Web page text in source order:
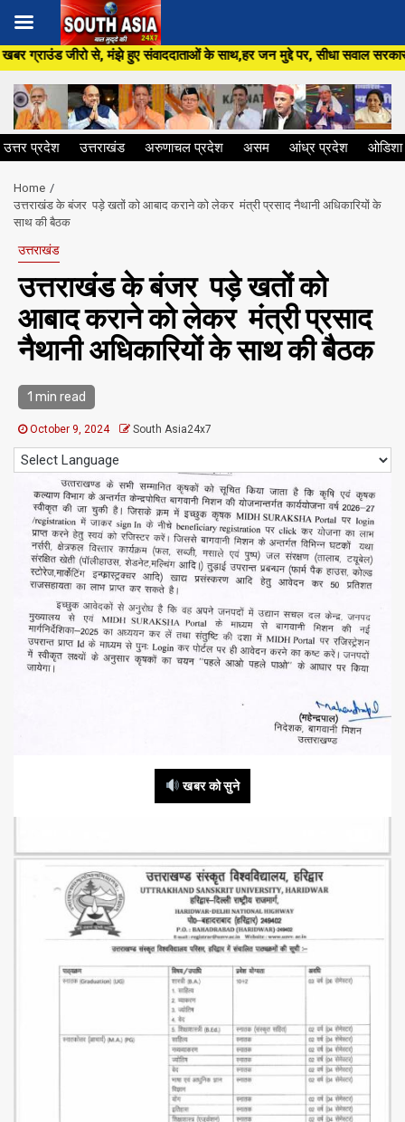
Skip
to
content
मंझे हुए संवाददाताओं के साथ,हर जन मुद्दे पर, सीधा सवाल सरकार से ,सिर्फ
उत्तर प्रदेश उत्तराखंड अरुणाचल प्रदेश असम आंध्र प्रदेश ओडिशा
Home
उत्तराखंड के बंजर पड़े खतों को आबाद कराने को लेकर मंत्री प्रसाद नैथानी अधिकारियों के
साथ की बैठक
उत्तराखंड
उत्तराखंड के बंजर पड़े खतों को
आबाद कराने को लेकर मंत्री प्रसाद
नैथानी अधिकारियों के साथ की बैठक
1 min read
October 9, 2024 South Asia24x7
खबर को सुने